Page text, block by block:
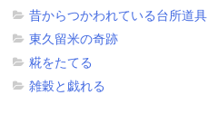
昔からつかわれている台所道具
東久留米の奇跡
糀をたてる
雑穀と戯れる